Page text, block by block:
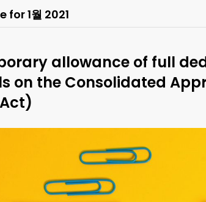
for 1월 2021
allowance of full
on the Consolidated